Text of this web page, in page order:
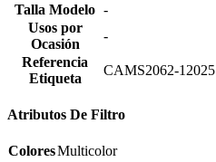
Talla Modelo -
Usos por
Ocasión
-
Referencia
Etiqueta
CAMS2062-12025
Atributos De Filtro
ColoresMulticolor